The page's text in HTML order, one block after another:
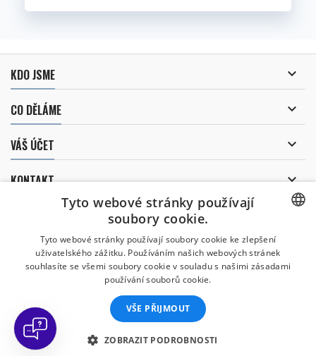
KDO JSME 
CO DĚLÁME 
VÁŠ ÚČET 
KONTAKT 
ODBĚR NOVINEK
Uděluji souhlas se
zpracováním osobních údajů.
© Copyright 2026 Divers Direct Praha. Všechna práva vyhrazena.
CZECH
Tyto webové stránky používají
soubory cookie.
Tyto webové stránky používají soubory cookie ke zlepšení
uživatelského zážitku. Používáním našich webových stránek
souhlasíte se všemi soubory cookie v souladu s našimi zásadami
používání souborů cookie.
VŠE PŘIJMOUT
ZOBRAZIT PODROBNOSTI